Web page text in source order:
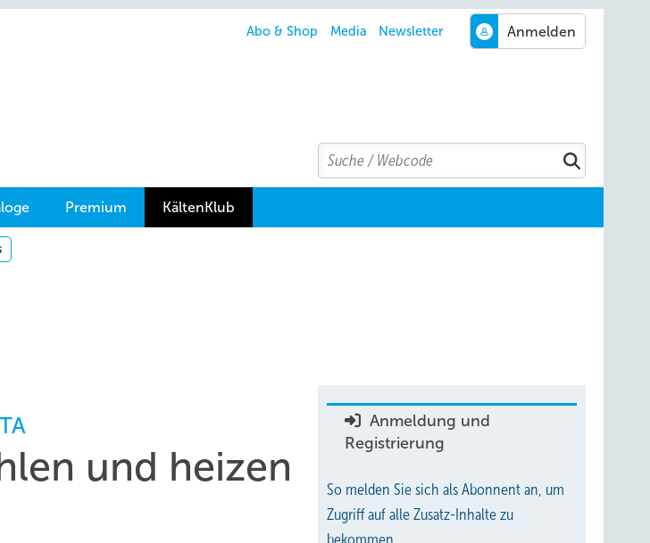
Abo & Shop Media Newsletter
Search
Suchen
Premium KältenKlub
und heizen
Anmeldung und
Registrierung
So melden Sie sich als Abonnent an, um
Zugriff auf alle Zusatz-Inhalte zu
bekommen.